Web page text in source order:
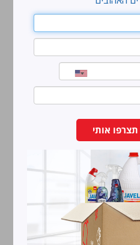
סנו מפעלי ברונוס בע“מ
החרש 11 נוה נאמן, הוד השרון
טל:
פקס:09-7473233
לנקות חלונות עם חיוך
עושים סדר בארון הנעליים
טיפים והמלצות מקצועיות לשימוש
אותי